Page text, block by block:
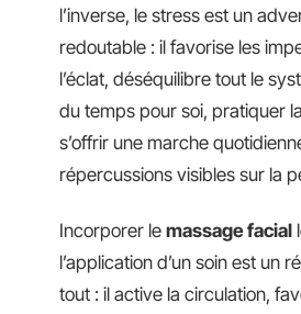
l’inverse, le stress est un
redoutable : il favorise les
l’éclat, déséquilibre tout le
du temps pour soi, pratiquer
s’offrir une marche
répercussions visibles sur la
Incorporer le massage facial
l’application d’un soin est un
tout : il active la circulation,